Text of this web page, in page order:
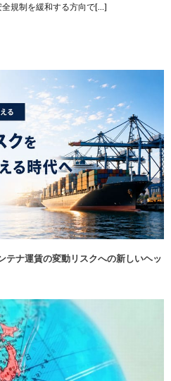
規制を緩和する方向で[…]
テナ運賃の変動リスクへの新しいヘッ